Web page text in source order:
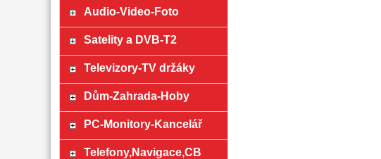
Audio-Video-Foto
Satelity a DVB-T2
Televizory-TV držáky
Dům-Zahrada-Hoby
PC-Monitory-Kancelář
Telefony,Navigace,CB